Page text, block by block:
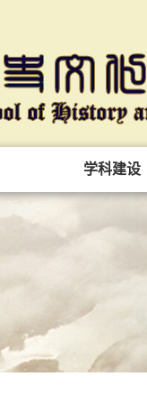
学科建设